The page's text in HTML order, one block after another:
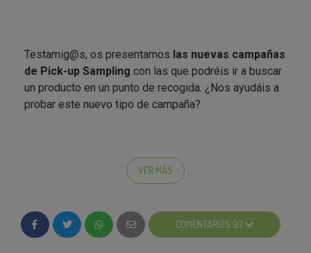
Testamig@s, os presentamos las nuevas campañas
de Pick-up Sampling con las que podréis ir a buscar
un producto en un punto de recogida. ¿Nos ayudáis a
probar este nuevo tipo de campaña?
¿Qué es “Pick-up sampling”?:
Si te interesa el producto y además tienes un punto
te apuntas y lo recoges ¡listo!
VER MÁS
COMENTARIOS 93